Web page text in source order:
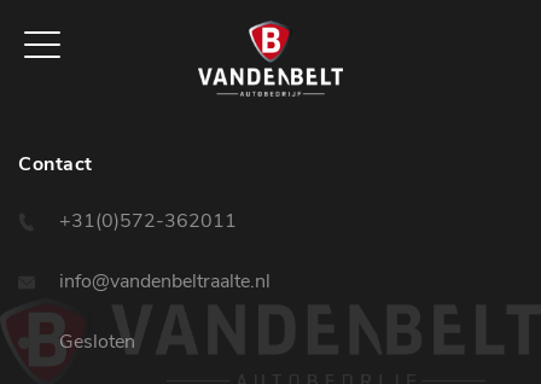
Contact
+31(0)572-362011
info@vandenbeltraalte.nl
Gesloten